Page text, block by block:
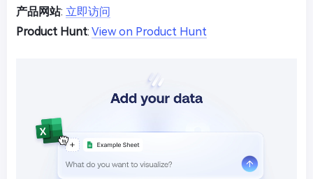
产品网站: 立即访问
Product Hunt: View on Product Hunt